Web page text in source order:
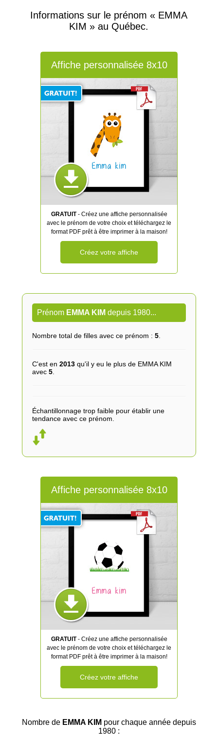
Informations sur le prénom « EMMA
KIM » au Québec.
Affiche personnalisée 8x10
Emma kim
GRATUIT- Créez une affiche personnalisée
avec le prénom de votre choix et téléchargez le
format PDF prêt à être imprimer à la maison!
Créez votre affiche
Prénom EMMA KIM depuis 1980...
Nombre total de filles avec ce prénom : 5.
C'est en 2013qu'il y eu le plus de EMMA KIM
avec 5.
Échantillonnage trop faible pour établir une
tendance avec ce prénom.
Affiche personnalisée 8x10
Emma kim
GRATUIT- Créez une affiche personnalisée
avec le prénom de votre choix et téléchargez le
format PDF prêt à être imprimer à la maison!
Créez votre affiche
Nombre de EMMA KIM pour chaque année depuis
1980 :